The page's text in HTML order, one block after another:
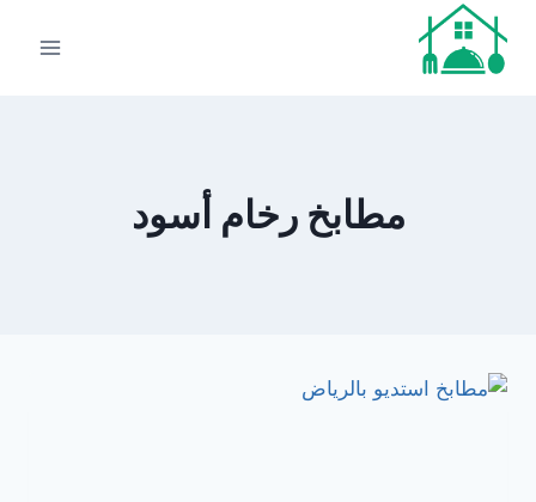
التجاوز
المحتوى
مطابخ رخام أسود